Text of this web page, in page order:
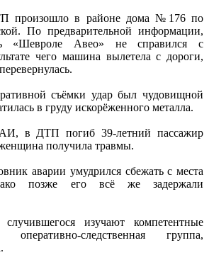
произошло в районе дома №176 по
По предварительной информации,
«Шевроле Авео» не справился с
чего машина вылетела с дороги,
съёмки удар был чудовищной
в груду искорёженного металла.
в ДТП погиб 39-летний пассажир
получила травмы.
аварии умудрился сбежать с места
позже его всё же задержали
случившегося изучают компетентные
следственная группа,